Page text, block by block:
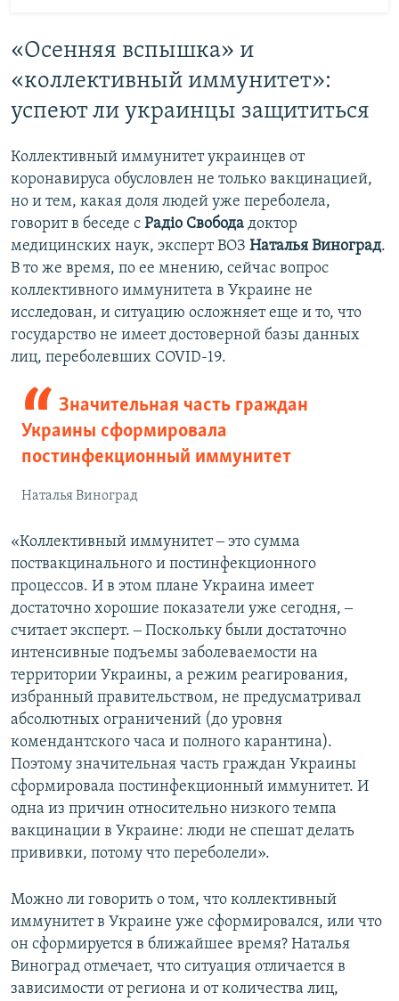
«Осенняя вспышка» и
«коллективный иммунитет»:
успеют ли украинцы защититься
Коллективный иммунитет украинцев от
коронавируса обусловлен не только вакцинацией,
но и тем, какая доля людей уже переболела,
говорит в беседе с Радіо Свобода доктор
медицинских наук, эксперт ВОЗ Наталья Виноград.
В то же время, по ее мнению, сейчас вопрос
коллективного иммунитета в Украине не
исследован, и ситуацию осложняет еще и то, что
государство не имеет достоверной базы данных
лиц, переболевших COVID-19.
Значительная часть граждан
Украины сформировала
постинфекционный иммунитет
Наталья Виноград
«Коллективный иммунитет ‒ это сумма
поствакцинального и постинфекционного
процессов. И в этом плане Украина имеет
достаточно хорошие показатели уже сегодня, ‒
считает эксперт. ‒ Поскольку были достаточно
интенсивные подъемы заболеваемости на
территории Украины, а режим реагирования,
избранный правительством, не предусматривал
абсолютных ограничений (до уровня
комендантского часа и полного карантина).
Поэтому значительная часть граждан Украины
сформировала постинфекционный иммунитет. И
одна из причин относительно низкого темпа
вакцинации в Украине: люди не спешат делать
прививки, потому что переболели».
Можно ли говорить о том, что коллективный
иммунитет в Украине уже сформировался, или что
он сформируется в ближайшее время? Наталья
Виноград отмечает, что ситуация отличается в
зависимости от региона и от количества лиц,